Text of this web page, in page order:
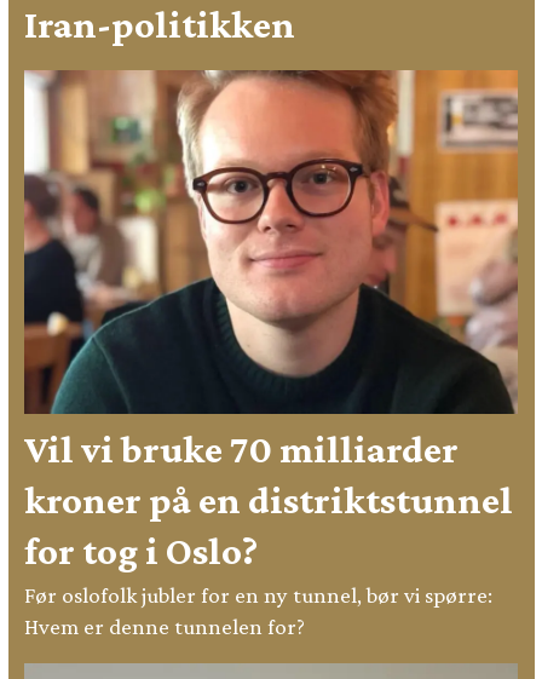
Iran-politikken
Vil vi bruke 70 milliarder
kroner på en distriktstunnel
for tog i Oslo?
Før oslofolk jubler for en ny tunnel, bør vi spørre:
Hvem er denne tunnelen for?